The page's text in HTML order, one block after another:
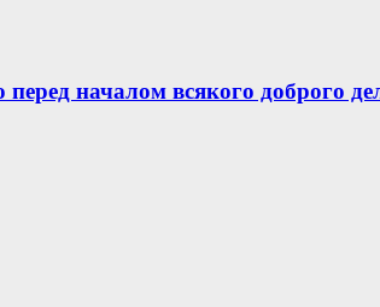
началом всякого доброго